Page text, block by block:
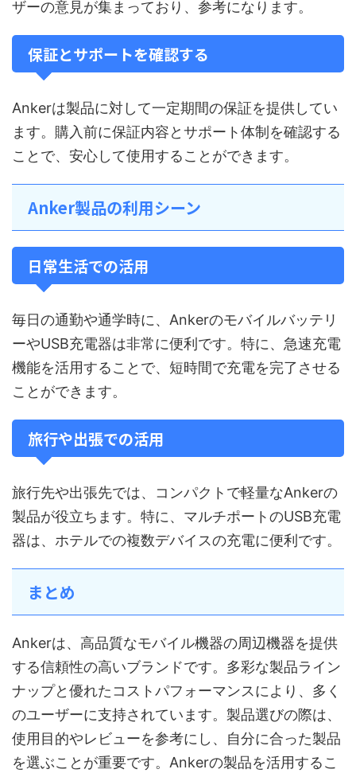
ザーの意見が集まっており、参考になります。
保証とサポートを確認する
Ankerは製品に対して一定期間の保証を提供してい
ます。購入前に保証内容とサポート体制を確認する
ことで、安心して使用することができます。
Anker製品の利用シーン
日常生活での活用
毎日の通勤や通学時に、Ankerのモバイルバッテリ
ーやUSB充電器は非常に便利です。特に、急速充電
機能を活用することで、短時間で充電を完了させる
ことができます。
旅行や出張での活用
旅行先や出張先では、コンパクトで軽量なAnkerの
製品が役立ちます。特に、マルチポートのUSB充電
器は、ホテルでの複数デバイスの充電に便利です。
まとめ
Ankerは、高品質なモバイル機器の周辺機器を提供
する信頼性の高いブランドです。多彩な製品ライン
ナップと優れたコストパフォーマンスにより、多く
のユーザーに支持されています。製品選びの際は、
使用目的やレビューを参考にし、自分に合った製品
を選ぶことが重要です。Ankerの製品を活用するこ